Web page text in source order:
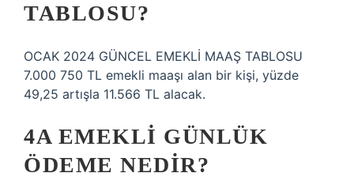
TABLOSU?
OCAK 2024 GÜNCEL EMEKLİ MAAŞ TABLOSU
7.000 750 TL emekli maaşı alan bir kişi, yüzde
49,25 artışla 11.566 TL alacak.
4A EMEKLI GÜNLÜK
ÖDEME NEDIR?